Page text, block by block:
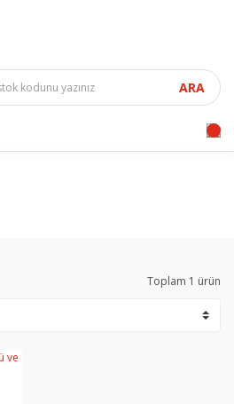
ARA
Toplam 1 ürün